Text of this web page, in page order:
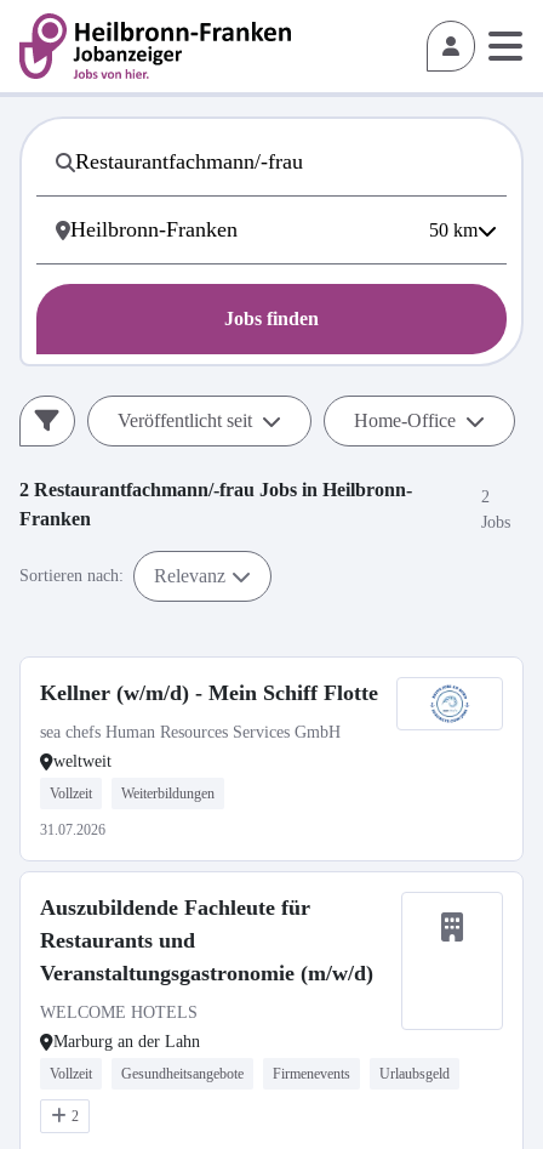
50 km
Jobs finden
Veröffentlicht seit Home-Office
2 Restaurantfachmann/-frau Jobs in Heilbronn-
Franken
2
Jobs
Sortieren nach: Relevanz
Kellner (w/m/d) - Mein Schiff Flotte
sea chefs Human Resources Services GmbH
weltweit
Vollzeit Weiterbildungen
31.07.2026
Auszubildende Fachleute für
Restaurants und
Veranstaltungsgastronomie (m/w/d)
WELCOME HOTELS
Marburg an der Lahn
Vollzeit Gesundheitsangebote Firmenevents Urlaubsgeld
2